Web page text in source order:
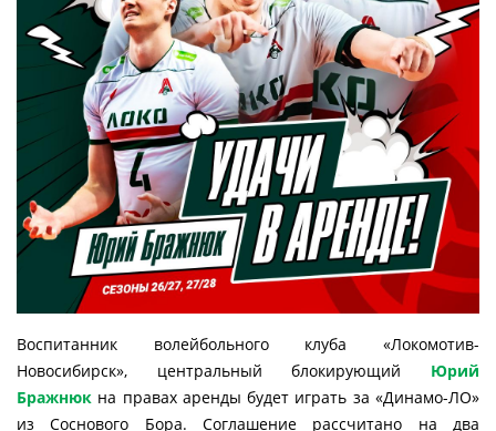
Воспитанник волейбольного клуба «Локомотив-
Новосибирск», центральный блокирующий Юрий
Бражнюк на правах аренды будет играть за «Динамо-ЛО»
из Соснового Бора. Соглашение рассчитано на два